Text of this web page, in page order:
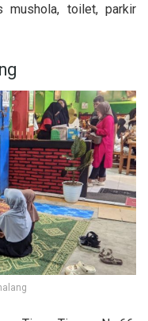
mushola, toilet, parkir